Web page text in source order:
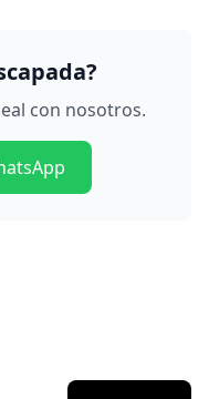
con nosotros.